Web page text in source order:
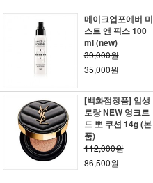
메이크업포에버 미
스트 앤 픽스 100
ml (new)
39,000원
35,000원
[백화점정품] 입생
로랑 NEW 엉크르
드 뽀 쿠션 14g (본
품)
112,000원
86,500원